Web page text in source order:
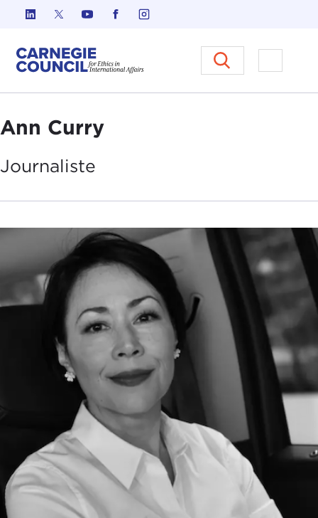
Skip to content
Carnegie Council sur
Ouvrir
Ann Curry
Journaliste